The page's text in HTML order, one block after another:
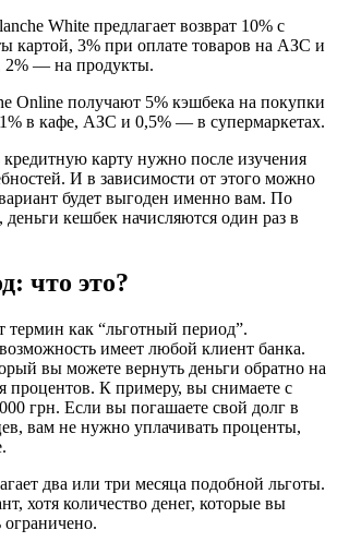
White предлагает возврат 10% с
картой, 3% при оплате товаров на АЗС и
2% — на продукты.
Online получают 5% кэшбека на покупки
в кафе, АЗС и 0,5% — в супермаркетах.
карту нужно после изучения
И в зависимости от этого можно
будет выгоден именно вам. По
кешбек начисляются один раз в
что это?
термин как “льготный период”.
имеет любой клиент банка.
вы можете вернуть деньги обратно на
процентов. К примеру, вы снимаете с
грн. Если вы погашаете свой долг в
вам не нужно уплачивать проценты,
два или три месяца подобной льготы.
хотя количество денег, которые вы